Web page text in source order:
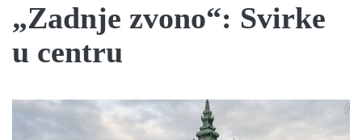
„Zadnje zvono“: Svirke
u centru